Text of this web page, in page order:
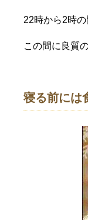
22時から2時の
この間に良質
寝る前には